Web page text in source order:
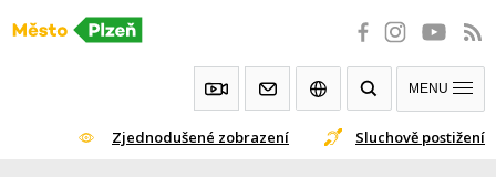
Přeskočit
Zjednodušené zobrazení Sluchově postižení
MENU